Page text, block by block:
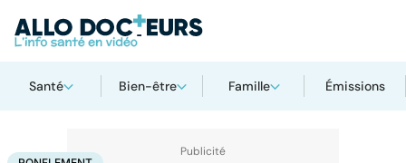
Santé Bien-être Famille Émissions
Accueil Bien-êtreRonflement